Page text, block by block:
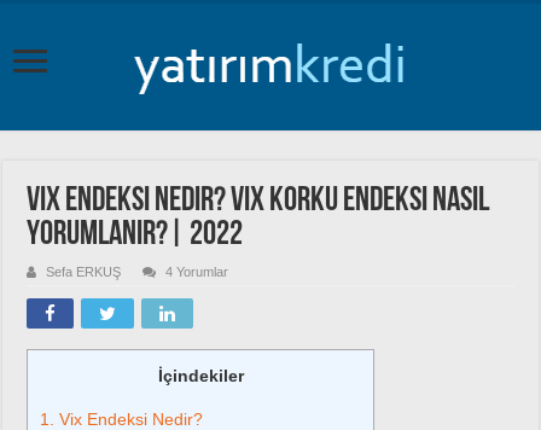
Vix Endeksi Nedir? Vix Korku Endeksi Nasıl
Yorumlanır?| 2022
Sefa ERKUŞ 4 Yorumlar
İçindekiler
1. Vix Endeksi Nedir?